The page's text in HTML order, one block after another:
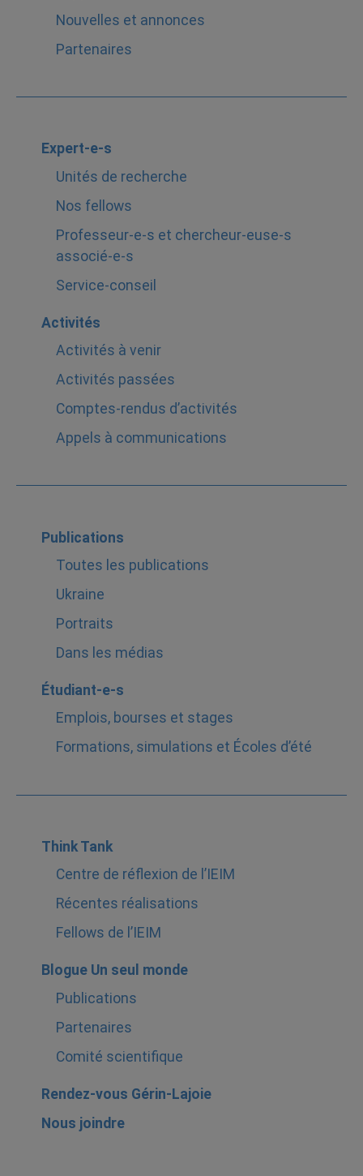
Nouvelles et annonces
Partenaires
Expert-e-s
Unités de recherche
Nos fellows
Professeur-e-s et chercheur-euse-s
associé-e-s
Service-conseil
Activités
Activités à venir
Activités passées
Comptes-rendus d’activités
Appels à communications
Publications
Toutes les publications
Ukraine
Portraits
Dans les médias
Étudiant-e-s
Emplois, bourses et stages
Formations, simulations et Écoles d’été
Think Tank
Centre de réflexion de l’IEIM
Récentes réalisations
Fellows de l’IEIM
Blogue Un seul monde
Publications
Partenaires
Comité scientifique
Rendez-vous Gérin-Lajoie
Nous joindre